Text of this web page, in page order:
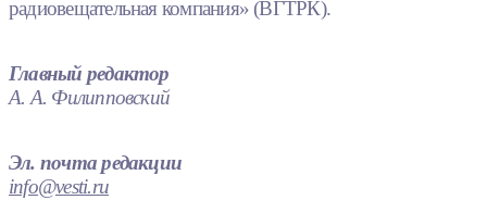
радиовещательная компания» (ВГТРК).
Главный редактор
А. А. Филипповский
Эл. почта редакции
info@vesti.ru